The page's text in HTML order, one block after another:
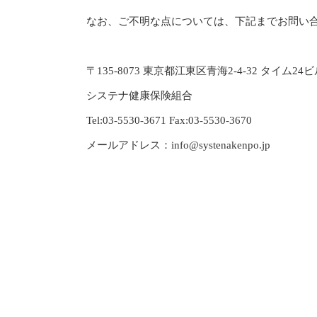
なお、ご不明な点については、下記までお問い
〒135-8073 東京都江東区青海2-4-32 タイム24ビ
システナ健康保険組合
Tel:03-5530-3671 Fax:03-5530-3670
メールアドレス：info@systenakenpo.jp